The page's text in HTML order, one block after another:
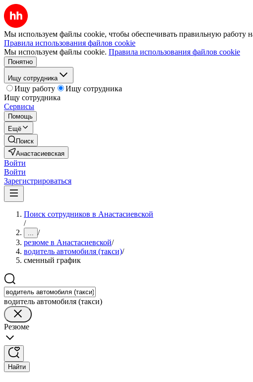
Мы используем файлы cookie, чтобы обеспечивать правильную работу
Правила использования файлов cookie
Мы используем файлы cookie. Правила использования файлов cookie
Понятно
Ищу сотрудника
Ищу работу
Ищу сотрудника
Ищу сотрудника
Сервисы
Помощь
Ещё
Поиск
Анастасиевская
Войти
Войти
Зарегистрироваться
Поиск сотрудников в Анастасиевской
/
... /
резюме в Анастасиевской/
водитель автомобиля (такси)/
сменный график
водитель автомобиля (такси)
Резюме
Найти